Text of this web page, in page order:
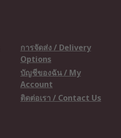
การจัดส่ง / Delivery
Options
บัญชีของฉัน / My
Account
ติดต่อเรา / Contact Us